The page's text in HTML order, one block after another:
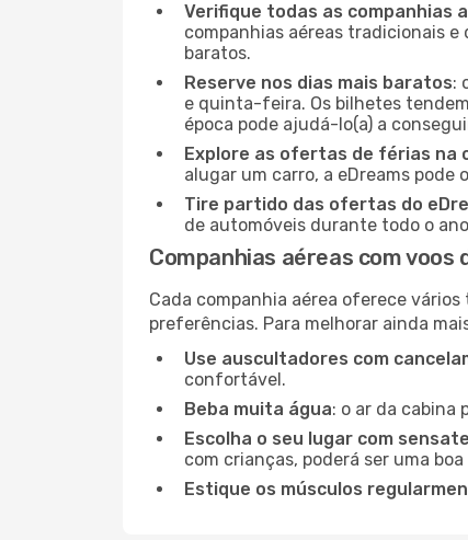
Verifique todas as companhias
companhias aéreas tradicionais
baratos.
Reserve nos dias mais baratos:
e quinta-feira. Os bilhetes
época pode ajudá-lo(a) a
Explore as ofertas de férias na
alugar um carro, a eDreams
Tire partido das ofertas do
de automóveis durante todo o
Companhias aéreas com voos
Cada companhia aérea oferece
preferências. Para melhorar ainda
Use auscultadores com
confortável.
Beba muita água: o ar da cabina
Escolha o seu lugar com
com crianças, poderá ser uma
Estique os músculos